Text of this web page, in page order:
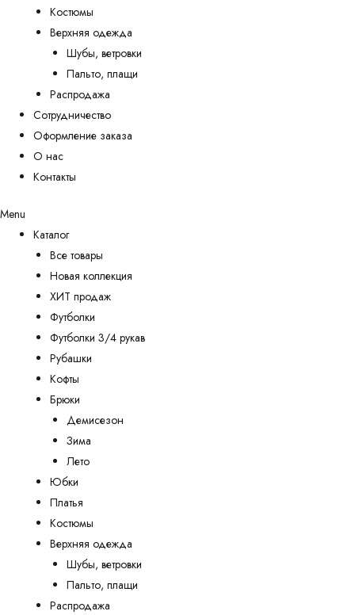
Костюмы
Верхняя одежда
Шубы, ветровки
Пальто, плащи
Распродажа
Сотрудничество
Оформление заказа
О нас
Контакты
Menu
Каталог
Все товары
Новая коллекция
ХИТ продаж
Футболки
Футболки 3/4 рукав
Рубашки
Кофты
Брюки
Демисезон
Зима
Лето
Юбки
Платья
Костюмы
Верхняя одежда
Шубы, ветровки
Пальто, плащи
Распродажа